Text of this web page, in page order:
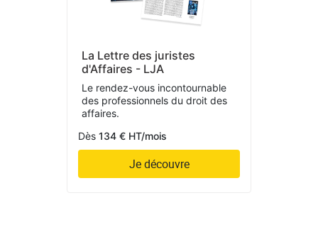
La Lettre des juristes
d'Affaires - LJA
Le rendez-vous incontournable
des professionnels du droit des
affaires.
Dès 134 € HT/mois
Je découvre